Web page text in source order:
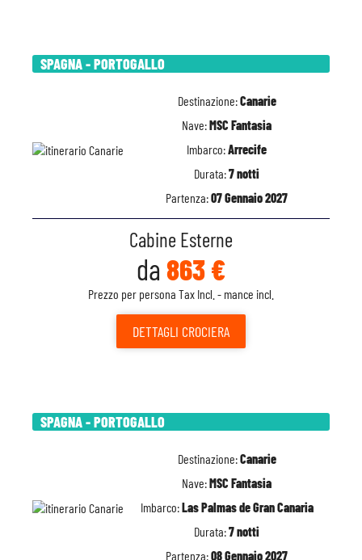
SPAGNA - PORTOGALLO
Destinazione:Canarie
Nave:MSC Fantasia
Imbarco:Arrecife
Durata:7 notti
Partenza:07 Gennaio 2027
Cabine Esterne
da 863 €
Prezzo per persona Tax Incl. - mance incl.
DETTAGLI CROCIERA
SPAGNA - PORTOGALLO
Destinazione:Canarie
Nave:MSC Fantasia
Imbarco:Las Palmas de Gran Canaria
Durata:7 notti
Partenza:08 Gennaio 2027